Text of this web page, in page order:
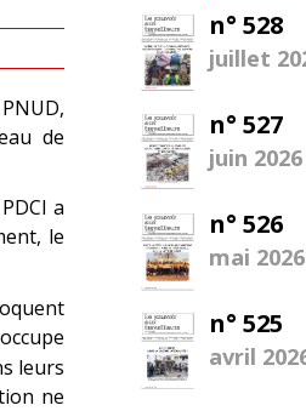
de
a
le
leurs
ne
n° 528
juillet
n° 527
juin 2026
n° 526
mai 2026
n° 525
avril